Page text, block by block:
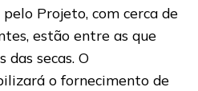
Projeto, com cerca de
estão entre as que
das secas. O
o fornecimento de